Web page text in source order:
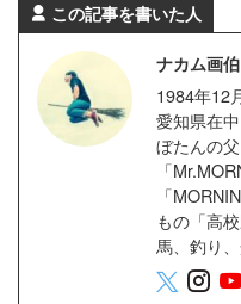
この記事を書いた人
ナカム画伯
1984年12
愛知県在
ぼたんの
「
「
もの「高
馬、釣り、